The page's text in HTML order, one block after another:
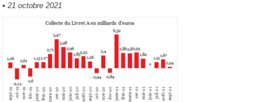
• 21 octobre 2021